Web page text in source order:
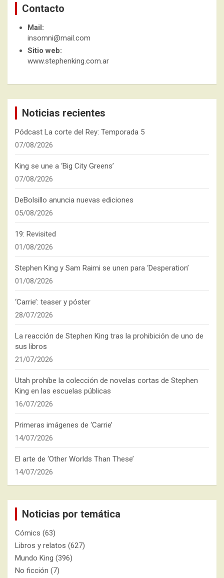
Contacto
Mail:
insomni@mail.com
Sitio web:
www.stephenking.com.ar
Noticias recientes
Pódcast La corte del Rey: Temporada 5
07/08/2026
King se une a ‘Big City Greens’
07/08/2026
DeBolsillo anuncia nuevas ediciones
05/08/2026
19: Revisited
01/08/2026
Stephen King y Sam Raimi se unen para ‘Desperation’
01/08/2026
‘Carrie’: teaser y póster
28/07/2026
La reacción de Stephen King tras la prohibición de uno de
sus libros
21/07/2026
Utah prohíbe la colección de novelas cortas de Stephen
King en las escuelas públicas
16/07/2026
Primeras imágenes de ‘Carrie’
14/07/2026
El arte de ‘Other Worlds Than These’
14/07/2026
Noticias por temática
Cómics (63)
Libros y relatos (627)
Mundo King (396)
No ficción (7)